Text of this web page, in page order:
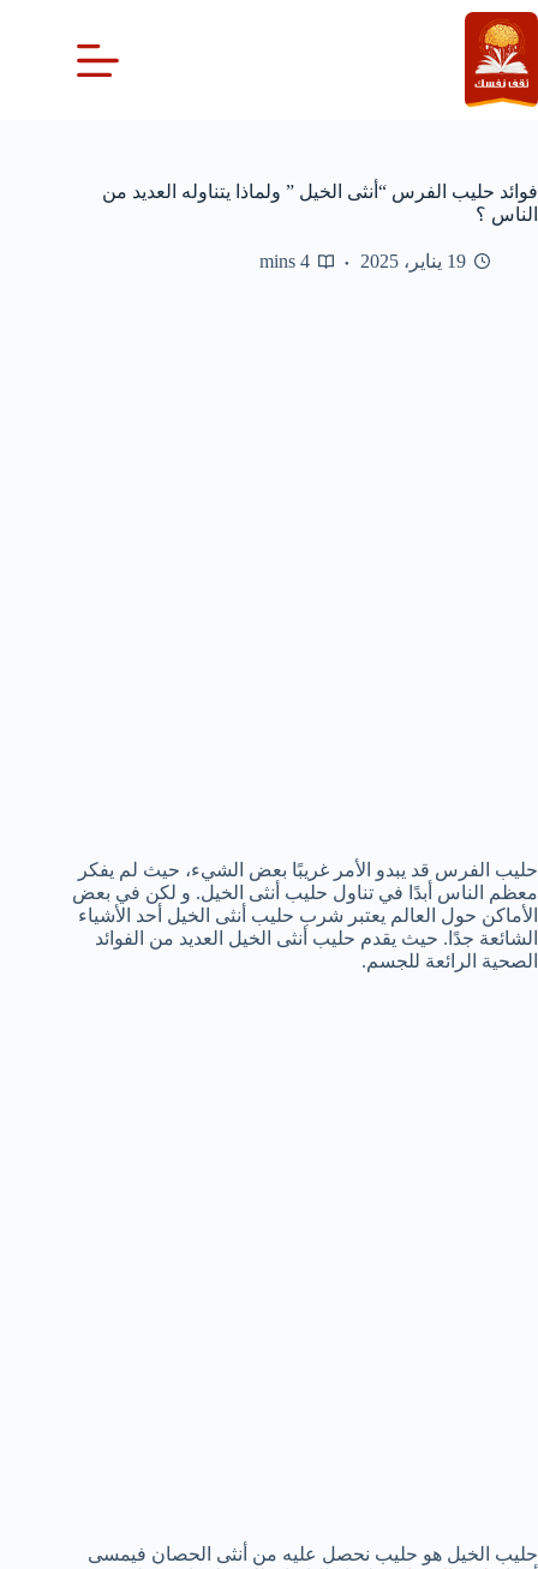
التجاوز
إلى
المحتوى
فوائد حليب الفرس “أنثى الخيل ” ولماذا يتناوله العديد من
الناس ؟
19 يناير، 2025 4 mins
حليب الفرس قد يبدو الأمر غريبًا بعض الشيء، حيث لم يفكر
معظم الناس أبدًا في تناول حليب أنثى الخيل. و لكن في بعض
الأماكن حول العالم يعتبر شرب حليب أنثى الخيل أحد الأشياء
الشائعة جدًا. حيث يقدم حليب أنثى الخيل العديد من الفوائد
الصحية الرائعة للجسم.
حليب الخيل هو حليب نحصل عليه من أنثى الحصان فيمسى